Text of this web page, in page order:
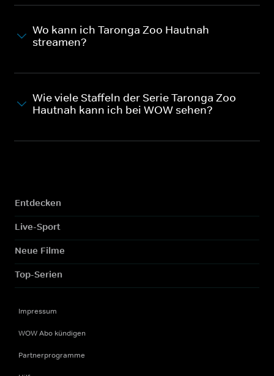
Wo kann ich Taronga Zoo Hautnah
streamen?
Wie viele Staffeln der Serie Taronga Zoo
Hautnah kann ich bei WOW sehen?
Entdecken
Live-Sport
Neue Filme
Top-Serien
Impressum
WOW Abo kündigen
Partnerprogramme